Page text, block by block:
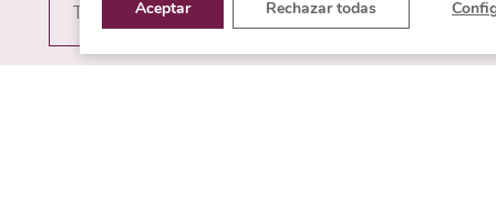
Aceptar Rechazar todas